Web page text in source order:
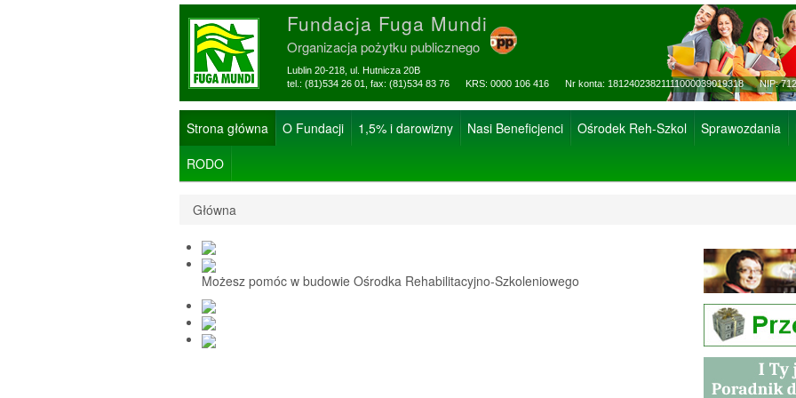
Fundacja Fuga Mundi
Organizacja pożytku publicznego
Lublin 20-218, ul. Hutnicza 20B
tel.: (81)534 26 01, fax: (81)534 83 76 KRS: 0000 106 416 Nr konta: 18124023821111000039019318 NIP:
Strona główna O Fundacji 1,5% i darowizny Nasi Beneficjenci Ośrodek Reh-Szkol Sprawozdania
RODO
Główna
Możesz pomóc w budowie Ośrodka Rehabilitacyjno-Szkoleniowego